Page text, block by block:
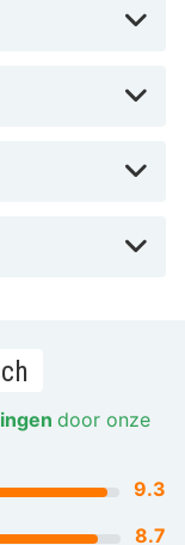
door onze
9.3
8.7